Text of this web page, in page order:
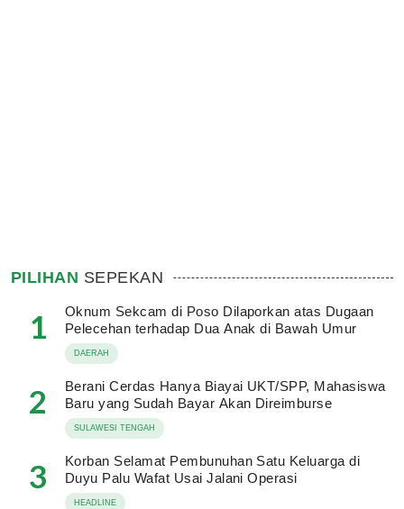
PILIHAN SEPEKAN
1
Oknum Sekcam di Poso Dilaporkan atas Dugaan
Pelecehan terhadap Dua Anak di Bawah Umur
DAERAH
2
Berani Cerdas Hanya Biayai UKT/SPP, Mahasiswa
Baru yang Sudah Bayar Akan Direimburse
SULAWESI TENGAH
3
Korban Selamat Pembunuhan Satu Keluarga di
Duyu Palu Wafat Usai Jalani Operasi
HEADLINE